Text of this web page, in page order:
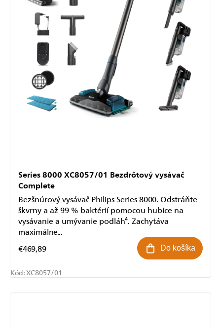
Series 8000 XC8057/01 Bezdrôtový vysávač
Complete
€469,89 Do košíka
Bezšnúrový vysávač Philips Series 8000. Odstráňte
škvrny a až 99 % baktérií pomocou hubice na
vysávanie a umývanie podláh⁴. Zachytáva
maximálne...
Kód:XC8057/01